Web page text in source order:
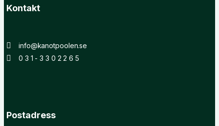
Kontakt
info@kanotpoolen.se
0 3 1 - 3 3 0 2 2 6 5
Postadress